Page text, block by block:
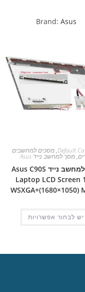
Brand: Asus
Default
,מסכים למחשבים
,מסך למחשב נייד Asus
מסך למחשב נייד Asus C90S
Laptop LCD Screen
WSXGA+(1680×1050)
יש לבחור אפשרויות